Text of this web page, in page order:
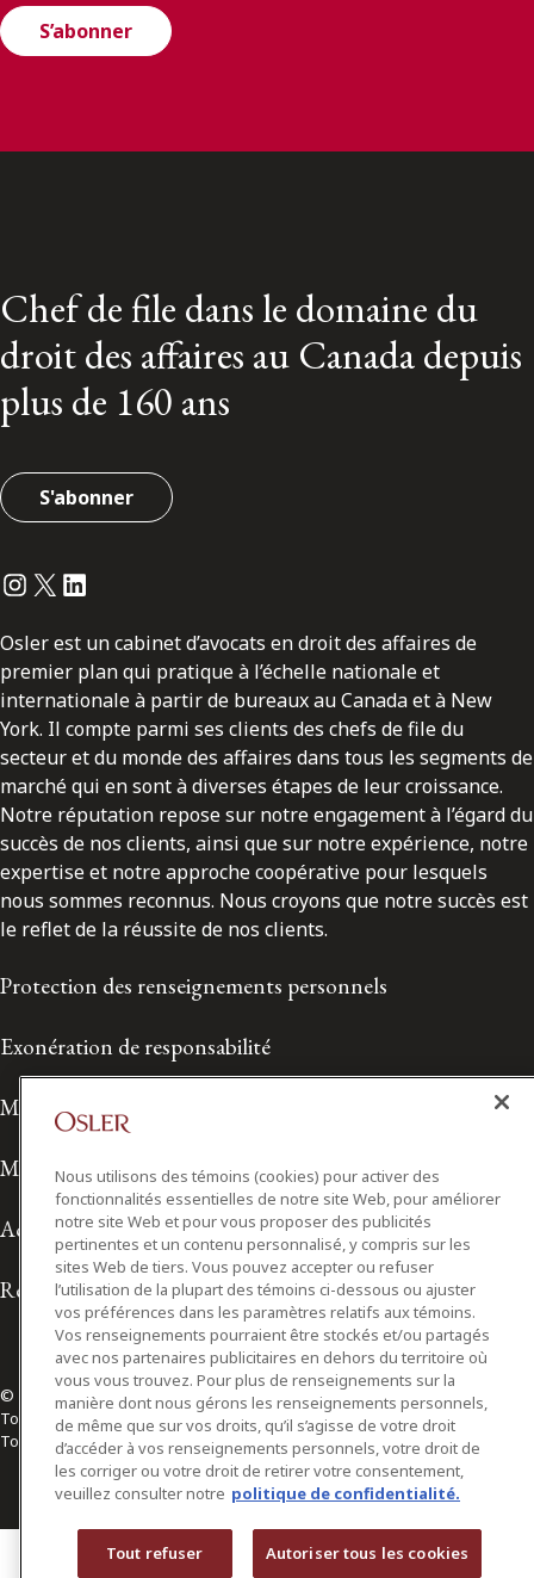
S’abonner
Chef de file dans le domaine du
droit des affaires au Canada depuis
plus de 160 ans
S'abonner
Instagram
Twitter
LinkedIn
Osler est un cabinet d’avocats en droit des affaires de
premier plan qui pratique à l’échelle nationale et
internationale à partir de bureaux au Canada et à New
York. Il compte parmi ses clients des chefs de file du
secteur et du monde des affaires dans tous les segments de
marché qui en sont à diverses étapes de leur croissance.
Notre réputation repose sur notre engagement à l’égard du
succès de nos clients, ainsi que sur notre expérience, notre
expertise et notre approche coopérative pour lesquels
nous sommes reconnus. Nous croyons que notre succès est
le reflet de la réussite de nos clients.
Protection des renseignements personnels
Exonération de responsabilité
Modalités de prestation de services
Modalités d'utilisation
Accessibilité
Relations avec les médias
© 2026 Osler, Hoskin & Harcourt S.E.N.C.R.L./s.r.l.
Tous droits réservés
Toronto | Montréal | Calgary | Vancouver | Ottawa | New York
Nous utilisons des témoins (cookies) pour activer des
fonctionnalités essentielles de notre site Web, pour améliorer
notre site Web et pour vous proposer des publicités
pertinentes et un contenu personnalisé, y compris sur les
sites Web de tiers. Vous pouvez accepter ou refuser
l’utilisation de la plupart des témoins ci-dessous ou ajuster
vos préférences dans les paramètres relatifs aux témoins.
Vos renseignements pourraient être stockés et/ou partagés
avec nos partenaires publicitaires en dehors du territoire où
vous vous trouvez. Pour plus de renseignements sur la
manière dont nous gérons les renseignements personnels,
de même que sur vos droits, qu’il s’agisse de votre droit
d’accéder à vos renseignements personnels, votre droit de
les corriger ou votre droit de retirer votre consentement,
veuillez consulter notre politique de confidentialité.
Tout refuser Autoriser tous les cookies